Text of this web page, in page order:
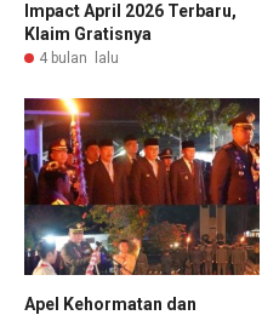
Impact April 2026 Terbaru,
Klaim Gratisnya
4 bulan lalu
Apel Kehormatan dan